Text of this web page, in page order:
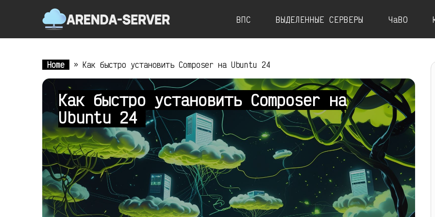
ВПС ВЫДЕЛЕННЫЕ СЕРВЕРЫ ЧаВО
Home » Как быстро установить Composer на Ubuntu 24
Как быстро установить Composer на
Ubuntu 24